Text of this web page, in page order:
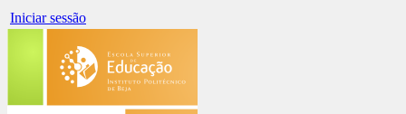
Iniciar sessão